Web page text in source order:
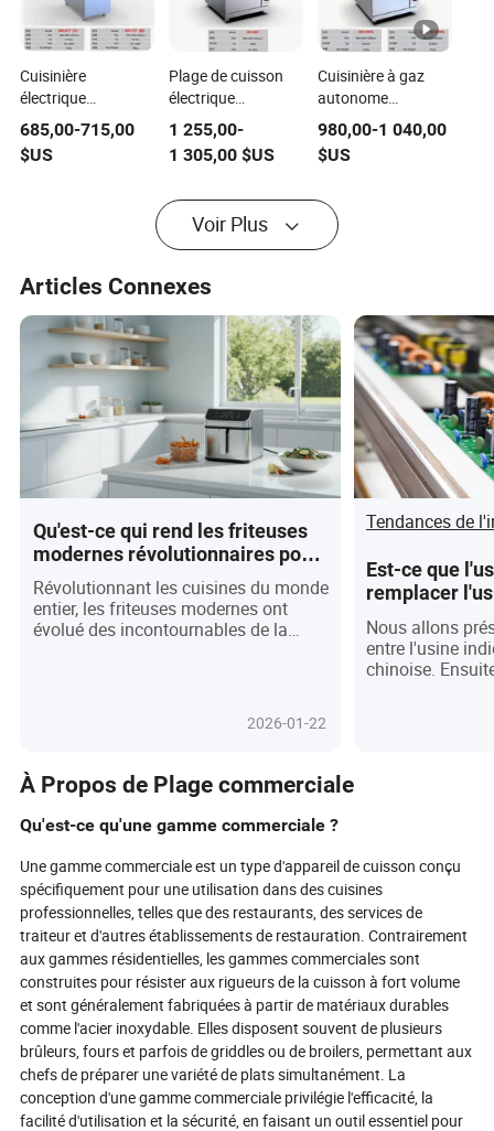
Cuisinière
électrique
autonome
commerciale avec 2
brûleur et armoire
685,00-715,00
$US
Plage de cuisson
électrique
professionnelle
lourde avec 4
brûleurs et four
1 255,00-
1 305,00$US
Cuisinière à gaz
autonome
commerciale avec 4
brûleur et four pour
les professionnels
980,00-1 040,00
$US
Voir Plus
Articles Connexes
Qu'est-ce qui rend les friteuses
modernes révolutionnaires pour
les cuisines du monde en 2026 ?
Révolutionnant les cuisines du monde
entier, les friteuses modernes ont
évolué des incontournables de la
connectée en 2026. Portées par une
vague de consommateurs soucieux
technologie intelligente, les friteuses à
air et les friteuses traditionnelles
d'aujourd'hui offrent une croustillance
sans huile, des commandes
automatisées et des matériaux
écologiques—les rendant
indispensables tant pour les foyers
que pour les entreprises. Alors que
l'intégration de l'IA et de l'IoT promet
encore plus de commodité et de
durabilité, le rôle de la friteuse s'étend
bien au-delà de la friture, débloquant
des possibilités culinaires créatives et
annonçant une nouvelle ère
d'innovation culinaire. Êtes-vous prêt
à découvrir pourquoi les friteuses
sont l'investissement incontournable
2026-01-22
Tendances de
Est-ce que
remplacer
le monde ?
Nous allons
entre l'usine
chinoise.
À Propos de Plage commerciale
Qu'est-ce qu'une gamme commerciale ?
Une gamme commerciale est un type d'appareil de cuisson conçu
spécifiquement pour une utilisation dans des cuisines
professionnelles, telles que des restaurants, des services de
traiteur et d'autres établissements de restauration. Contrairement
aux gammes résidentielles, les gammes commerciales sont
construites pour résister aux rigueurs de la cuisson à fort volume
et sont généralement fabriquées à partir de matériaux durables
comme l'acier inoxydable. Elles disposent souvent de plusieurs
brûleurs, fours et parfois de griddles ou de broilers, permettant aux
chefs de préparer une variété de plats simultanément. La
conception d'une gamme commerciale privilégie l'efficacité, la
facilité d'utilisation et la sécurité, en faisant un outil essentiel pour